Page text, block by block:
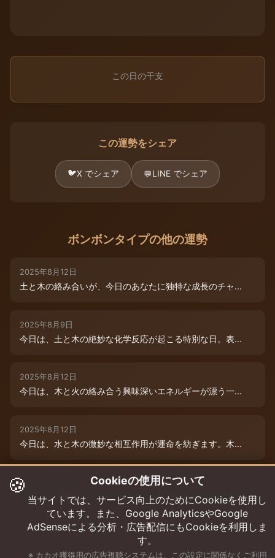
この日の干支
この運勢をシェア
🐦X でシェア 💬LINE でシェア
ボンボンタイプの他の運勢
2025年8月12日
土と木の絡み合いが、今日のあなたに独特な成長のチャ...
2025年8月9日
今日は、土と木の絶妙な化学反応が起こる特別な日。表...
2025年8月12日
今日は、木と火の絡み合う興味深いエネルギーが漂う一...
2025年8月12日
今日は、水と木の微妙な相互作用が運命を紡ぎます。木...
2025年8月12日
今日は、情熱的な炎のエネルギーと柔軟な木のしなやか...
🍪 Cookieの使用について
当サイトでは、サービス向上のためにCookieを使用し
ています。また、Google AnalyticsやGoogle
AdSenseによる分析・広告配信にもCookieを利用しま
す。
※ カカオ獲得用の広告視聴システムは、この設定に関係なくご利用